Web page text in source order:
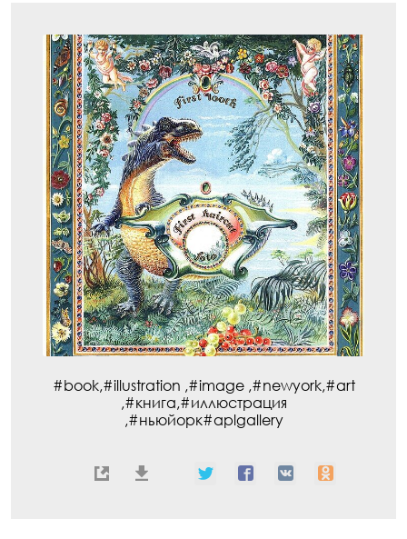
#book,#illustration ,#image ,#newyork,#art
,#книга,#иллюстрация
,#ньюйорк#aplgallery